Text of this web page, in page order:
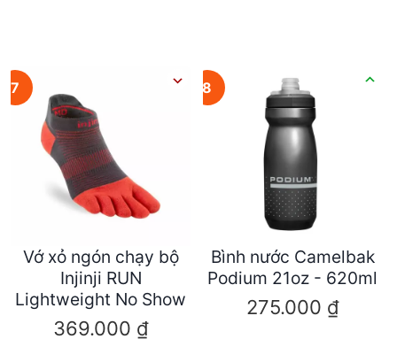
7
Vớ xỏ ngón chạy bộ
Injinji RUN
Lightweight No Show
369.000 ₫
8
Bình nước Camelbak
Podium 21oz - 620ml
275.000 ₫